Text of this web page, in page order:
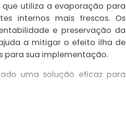
utiliza a evaporação para
internos mais frescos. Os
e preservação da
a mitigar o efeito ilha de
para sua implementação.
uma solução eficaz para
a superfície do telhado,